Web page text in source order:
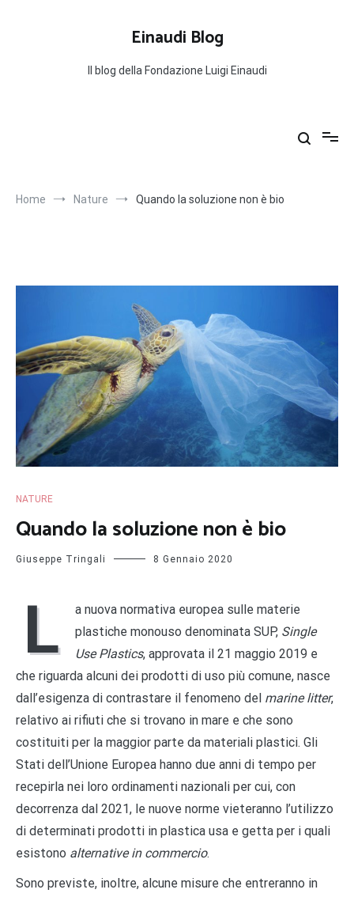
Einaudi Blog
Il blog della Fondazione Luigi Einaudi
Home Nature Quando la soluzione non è bio
NATURE
Quando la soluzione non è bio
Giuseppe Tringali 8 Gennaio 2020
L
a nuova normativa europea sulle materie
plastiche monouso denominata SUP, Single
Use Plastics, approvata il 21 maggio 2019 e
che riguarda alcuni dei prodotti di uso più comune, nasce
dall’esigenza di contrastare il fenomeno del marine litter,
relativo ai rifiuti che si trovano in mare e che sono
costituiti per la maggior parte da materiali plastici. Gli
Stati dell’Unione Europea hanno due anni di tempo per
recepirla nei loro ordinamenti nazionali per cui, con
decorrenza dal 2021, le nuove norme vieteranno l’utilizzo
di determinati prodotti in plastica usa e getta per i quali
esistono alternative in commercio.
Sono previste, inoltre, alcune misure che entreranno in